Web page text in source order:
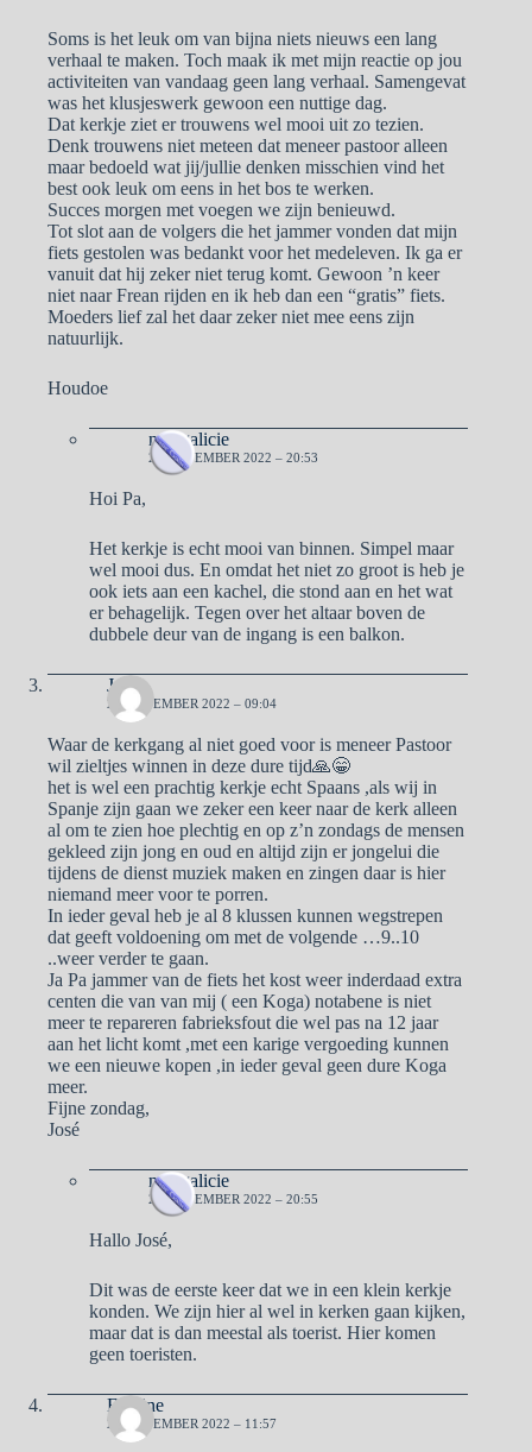
Soms is het leuk om van bijna niets nieuws een lang
verhaal te maken. Toch maak ik met mijn reactie op jou
activiteiten van vandaag geen lang verhaal. Samengevat
was het klusjeswerk gewoon een nuttige dag.
Dat kerkje ziet er trouwens wel mooi uit zo tezien.
Denk trouwens niet meteen dat meneer pastoor alleen
maar bedoeld wat jij/jullie denken misschien vind het
best ook leuk om eens in het bos te werken.
Succes morgen met voegen we zijn benieuwd.
Tot slot aan de volgers die het jammer vonden dat mijn
fiets gestolen was bedankt voor het medeleven. Ik ga er
vanuit dat hij zeker niet terug komt. Gewoon ’n keer
niet naar Frean rijden en ik heb dan een “gratis” fiets.
Moeders lief zal het daar zeker niet mee eens zijn
natuurlijk.
Houdoe
naargalicie
20 NOVEMBER 2022 – 20:53
Hoi Pa,
Het kerkje is echt mooi van binnen. Simpel maar
wel mooi dus. En omdat het niet zo groot is heb je
ook iets aan een kachel, die stond aan en het wat
er behagelijk. Tegen over het altaar boven de
dubbele deur van de ingang is een balkon.
José
20 NOVEMBER 2022 – 09:04
Waar de kerkgang al niet goed voor is meneer Pastoor
wil zieltjes winnen in deze dure tijd🙏😁
het is wel een prachtig kerkje echt Spaans ,als wij in
Spanje zijn gaan we zeker een keer naar de kerk alleen
al om te zien hoe plechtig en op z’n zondags de mensen
gekleed zijn jong en oud en altijd zijn er jongelui die
tijdens de dienst muziek maken en zingen daar is hier
niemand meer voor te porren.
In ieder geval heb je al 8 klussen kunnen wegstrepen
dat geeft voldoening om met de volgende …9..10
..weer verder te gaan.
Ja Pa jammer van de fiets het kost weer inderdaad extra
centen die van van mij ( een Koga) notabene is niet
meer te repareren fabrieksfout die wel pas na 12 jaar
aan het licht komt ,met een karige vergoeding kunnen
we een nieuwe kopen ,in ieder geval geen dure Koga
meer.
Fijne zondag,
José
naargalicie
20 NOVEMBER 2022 – 20:55
Hallo José,
Dit was de eerste keer dat we in een klein kerkje
konden. We zijn hier al wel in kerken gaan kijken,
maar dat is dan meestal als toerist. Hier komen
geen toeristen.
Eveline
20 NOVEMBER 2022 – 11:57